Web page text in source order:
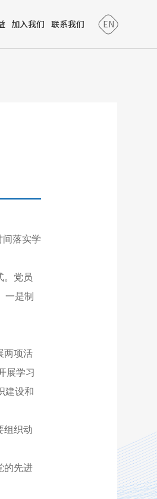
加入我们 联系我们 EN
间落实学
。党员
一是制
两项活
展学习
建设和
组织动
的先进